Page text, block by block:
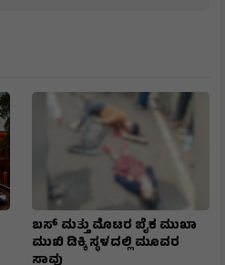
ಬಸ್ ಮತ್ತು ಮೊಟರ ಬೈಕ ಮುಖಾ
ಮುಖಿ‌ ಡಿಕ್ಕಿ ಸ್ಥಳದಲ್ಲಿ ಮೂವರ
ಸಾವು